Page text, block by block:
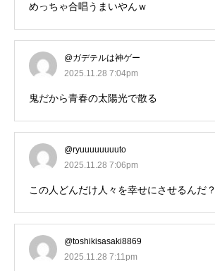
めっちゃ合唱うまいやんｗ
@ガデテルは神ゲー
2025.11.28 7:04pm
鬼だから青春の太陽光で散る
@ryuuuuuuuuto
2025.11.28 7:06pm
この人どんだけ人々を幸せにさせるんだ？
@toshikisasaki8869
2025.11.28 7:11pm